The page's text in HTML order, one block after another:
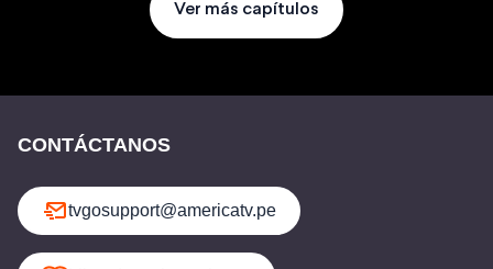
Ver más capítulos
CONTÁCTANOS
tvgosupport@americatv.pe